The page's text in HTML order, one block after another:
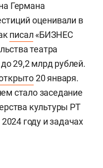
Германа
оценивали в
писал «БИЗНЕС
театра
29,2 млрд рублей.
20 января.
стало заседание
культуры РТ
году и задачах